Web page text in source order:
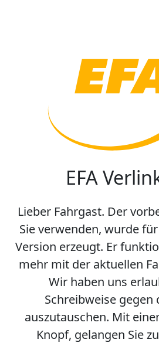
EFA
Lieber Fahrgast. Der
Sie verwenden, wurde
Version erzeugt. Er
mehr mit der aktuellen
Wir haben uns
Schreibweise gegen
auszutauschen. Mit
Knopf, gelangen Sie